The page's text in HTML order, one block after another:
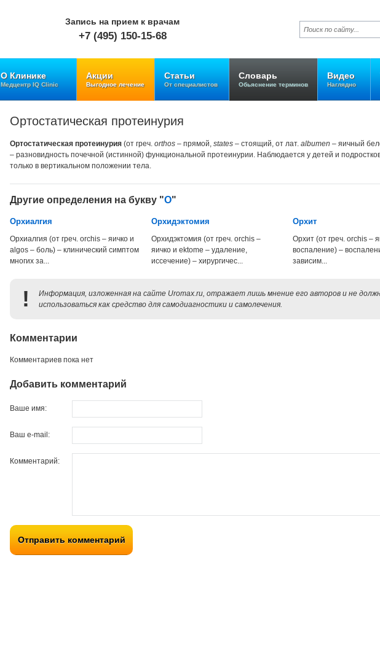
Запись на прием к врачам
+7 (495) 150-15-68
О Клинике
Медцентр IQ Clinic
Акции
Выгодное лечение
Статьи
От специалистов
Словарь
Обьяснение терминов
Видео
Наглядно
Ортостатическая протеинурия
Ортостатическая протеинурия (от греч. orthos – прямой, states – стоящий, от лат. albumen – яичный
– разновидность почечной (истинной) функциональной протеинурии. Наблюдается у детей и
только в вертикальном положении тела.
Другие определения на букву "О"
Орхиалгия
Орхиалгия (от греч. orchis – яичко и
algos – боль) – клинический симптом
многих за...
Орхидэктомия
Орхидэктомия (от греч. orchis –
яичко и ektome – удаление,
иссечение) – хирургичес...
Орхит
Орхит (от греч. orchis –
воспаление) –
зависим...
!
Информация, изложенная на сайте Uromax.ru, отражает лишь мнение его авторов и не
использоваться как средство для самодиагностики и самолечения.
Комментарии
Комментариев пока нет
Добавить комментарий
Ваше имя:
Ваш e-mail:
Комментарий:
Отправить комментарий